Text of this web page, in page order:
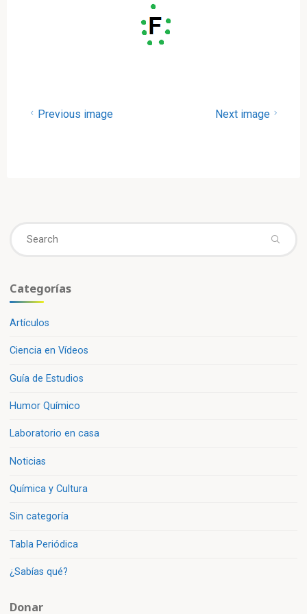
Previous image Next image
Categorías
Artículos
Ciencia en Vídeos
Guía de Estudios
Humor Químico
Laboratorio en casa
Noticias
Química y Cultura
Sin categoría
Tabla Periódica
¿Sabías qué?
Donar